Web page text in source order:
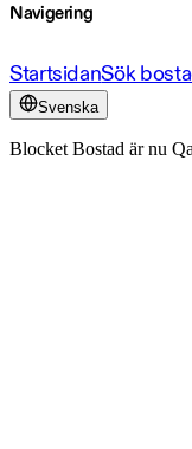
Navigering
StartsidanSök
Svenska
Blocket Bostad är nu